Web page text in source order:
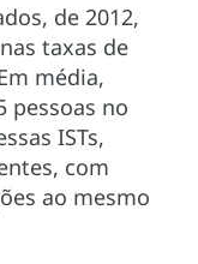
de 2012,
taxas de
média,
pessoas no
ISTs,
com
ao mesmo